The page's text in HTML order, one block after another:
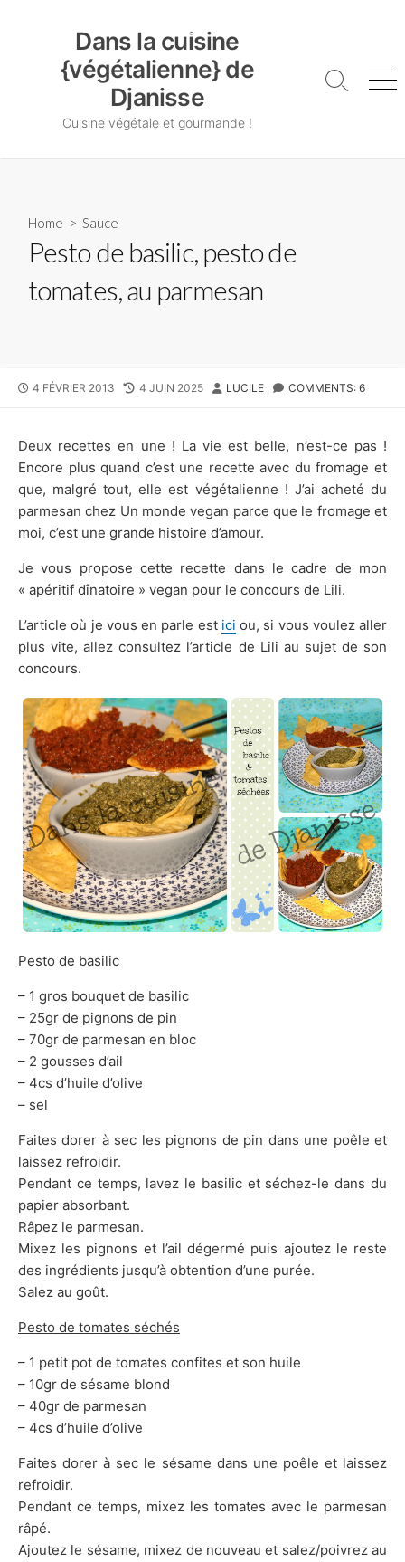
Dans la cuisine
{végétalienne} de
Djanisse
Cuisine végétale et gourmande !
Search
Home > Sauce
Pesto de basilic, pesto de
tomates, au parmesan
PUBLISHED
4 FÉVRIER 2013
LAST
4 JUIN 2025 AUTHOR
LUCILE COMMENTS: 6
Deux recettes en une ! La vie est belle, n’est-ce pas !
Encore plus quand c’est une recette avec du fromage et
que, malgré tout, elle est végétalienne ! J’ai acheté du
parmesan chez Un monde vegan parce que le fromage et
moi, c’est une grande histoire d’amour.
Je vous propose cette recette dans le cadre de mon
« apéritif dînatoire » vegan pour le concours de Lili.
L’article où je vous en parle est ici ou, si vous voulez aller
plus vite, allez consultez l’article de Lili au sujet de son
concours.
Pesto de basilic
– 1 gros bouquet de basilic
– 25gr de pignons de pin
– 70gr de parmesan en bloc
– 2 gousses d’ail
– 4cs d’huile d’olive
– sel
Faites dorer à sec les pignons de pin dans une poêle et
laissez refroidir.
Pendant ce temps, lavez le basilic et séchez-le dans du
papier absorbant.
Râpez le parmesan.
Mixez les pignons et l’ail dégermé puis ajoutez le reste
des ingrédients jusqu’à obtention d’une purée.
Salez au goût.
Pesto de tomates séchés
– 1 petit pot de tomates confites et son huile
– 10gr de sésame blond
– 40gr de parmesan
– 4cs d’huile d’olive
Faites dorer à sec le sésame dans une poêle et laissez
refroidir.
Pendant ce temps, mixez les tomates avec le parmesan
râpé.
Ajoutez le sésame, mixez de nouveau et salez/poivrez au